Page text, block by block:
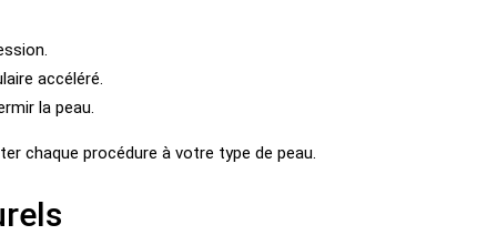
accéléré.
la peau.
chaque procédure à votre type de peau.